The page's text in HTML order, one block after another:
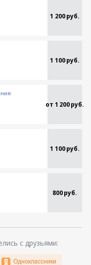
1 200 руб.
1 100 руб.
от 1 200 руб.
1 100 руб.
800 руб.
с друзьями:
Одноклассники